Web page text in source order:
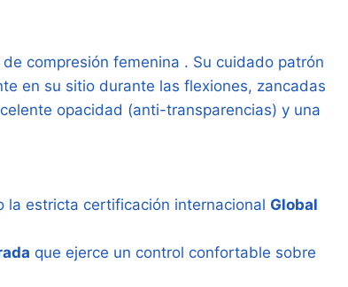
compresión femenina . Su cuidado patrón
en su sitio durante las flexiones, zancadas
opacidad (anti-transparencias) y una
la estricta certificación internacional Global
que ejerce un control confortable sobre